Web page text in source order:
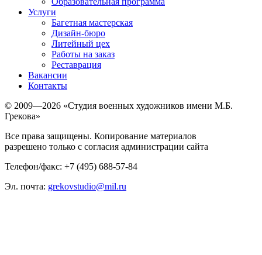
Услуги
Багетная мастерская
Дизайн-бюро
Литейный цех
Работы на заказ
Реставрация
Вакансии
Контакты
© 2009—2026 «Студия военных художников имени М.Б.
Грекова»
Все права защищены. Копирование материалов
разрешено только с согласия администрации сайта
Телефон/факс: +7 (495) 688-57-84
Эл. почта: grekovstudio@mil.ru